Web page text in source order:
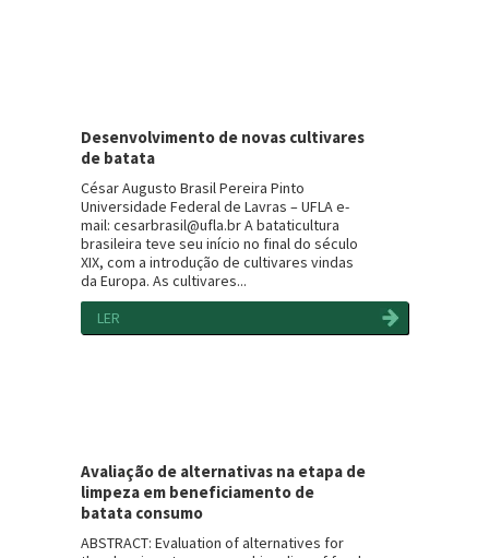
Desenvolvimento de novas cultivares
de batata
César Augusto Brasil Pereira Pinto
Universidade Federal de Lavras – UFLA e-
mail: cesarbrasil@ufla.br A bataticultura
brasileira teve seu início no final do século
XIX, com a introdução de cultivares vindas
da Europa. As cultivares...
LER
Avaliação de alternativas na etapa de
limpeza em beneficiamento de
batata consumo
ABSTRACT: Evaluation of alternatives for